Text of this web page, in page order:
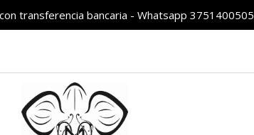
transferencia bancaria - Whatsapp 3751400505